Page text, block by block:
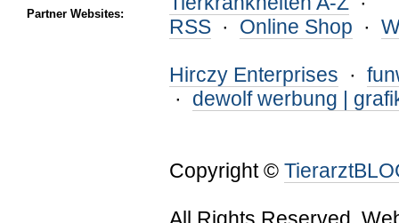
Partner Websites:
RSS · Online Shop ·
Hirczy Enterprises ·
· dewolf werbung |
Copyright ©